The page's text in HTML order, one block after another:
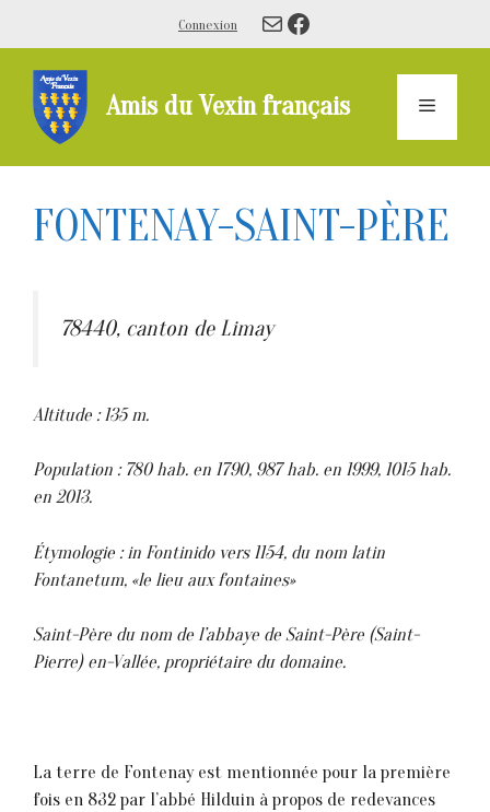
contenu
Connexion E-mailFacebook
Amis du Vexin français Menu
FONTENAY-SAINT-PÈRE
78440, canton de Limay
Altitude : 135 m.
Population : 780 hab. en 1790, 987 hab. en 1999, 1015 hab.
en 2013.
Étymologie : in Fontinido vers 1154, du nom latin
Fontanetum, «le lieu aux fontaines»
Saint-Père du nom de l’abbaye de Saint-Père (Saint-
Pierre) en-Vallée, propriétaire du domaine.
La terre de Fontenay est mentionnée pour la première
fois en 832 par l’abbé Hilduin à propos de redevances